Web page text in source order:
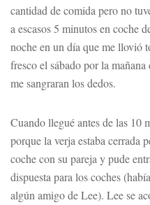
cantidad de comida pero no
a escasos 5 minutos en coche
noche en un día que me llovió
fresco el sábado por la
me sangraran los dedos.
Cuando llegué antes de las 10
porque la verja estaba cerrada
coche con su pareja y pude
dispuesta para los coches
algún amigo de Lee). Lee se